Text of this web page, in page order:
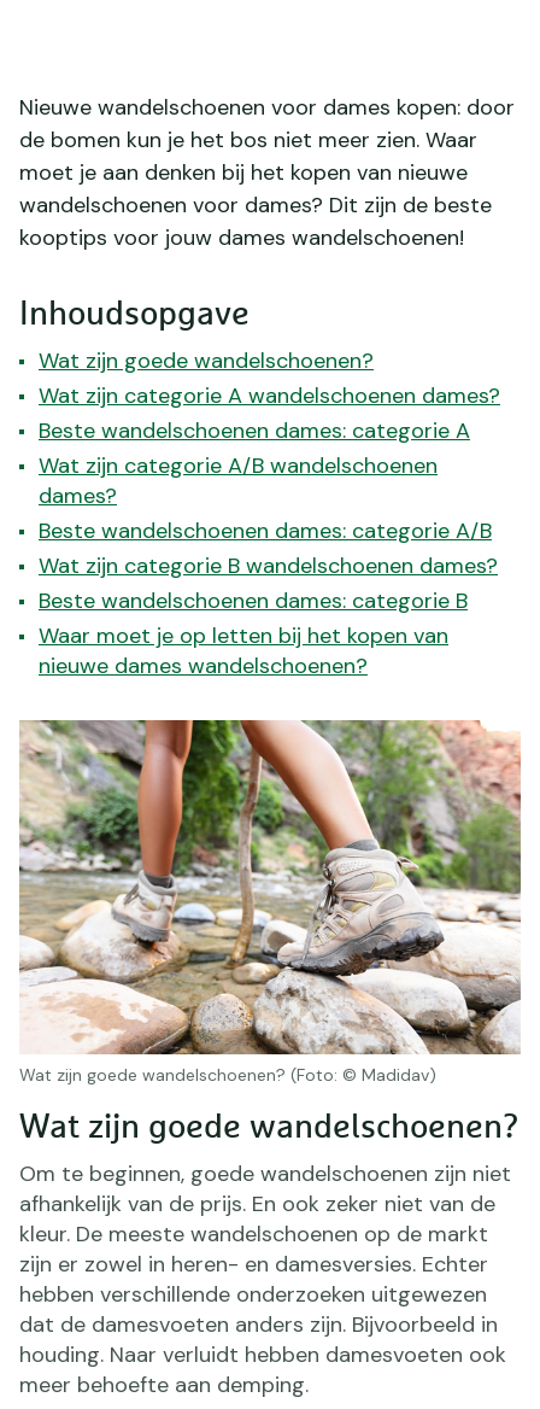
Nieuwe wandelschoenen voor dames kopen: door
de bomen kun je het bos niet meer zien. Waar
moet je aan denken bij het kopen van nieuwe
wandelschoenen voor dames? Dit zijn de beste
kooptips voor jouw dames wandelschoenen!
Inhoudsopgave
Wat zijn goede wandelschoenen?
Wat zijn categorie A wandelschoenen dames?
Beste wandelschoenen dames: categorie A
Wat zijn categorie A/B wandelschoenen
dames?
Beste wandelschoenen dames: categorie A/B
Wat zijn categorie B wandelschoenen dames?
Beste wandelschoenen dames: categorie B
Waar moet je op letten bij het kopen van
nieuwe dames wandelschoenen?
Wat zijn goede wandelschoenen?
Om te beginnen, goede wandelschoenen zijn niet
afhankelijk van de prijs. En ook zeker niet van de
kleur. De meeste wandelschoenen op de markt
zijn er zowel in heren- en damesversies. Echter
hebben verschillende onderzoeken uitgewezen
dat de damesvoeten anders zijn. Bijvoorbeeld in
houding. Naar verluidt hebben damesvoeten ook
meer behoefte aan demping.
Wat zijn goede wandelschoenen? (Foto: © Madidav)